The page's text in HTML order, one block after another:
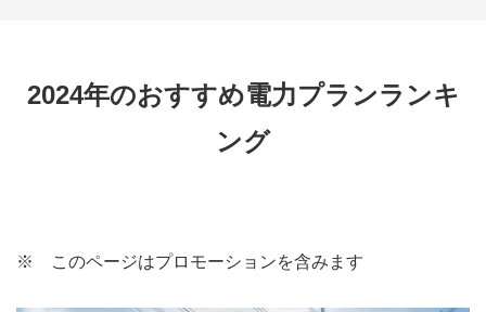
2024年のおすすめ電力プランランキ
ング
※ このページはプロモーションを含みます